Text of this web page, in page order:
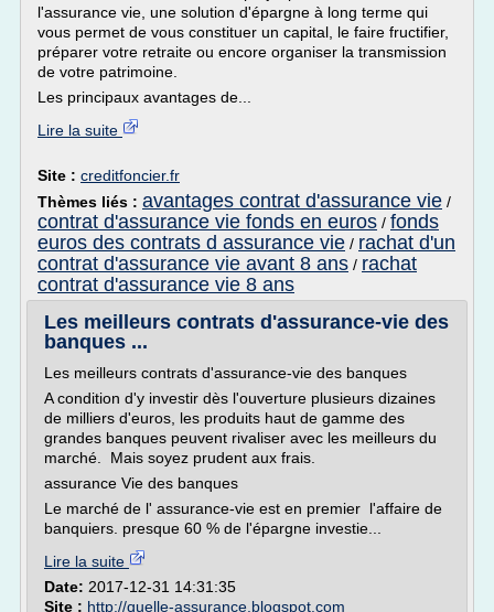
l'assurance vie, une solution d'épargne à long terme qui
vous permet de vous constituer un capital, le faire fructifier,
préparer votre retraite ou encore organiser la transmission
de votre patrimoine.
Les principaux avantages de...
Lire la suite
Site : creditfoncier.fr
Thèmes liés : avantages contrat d'assurance vie /
contrat d'assurance vie fonds en euros / fonds
euros des contrats d assurance vie / rachat d'un
contrat d'assurance vie avant 8 ans / rachat
contrat d'assurance vie 8 ans
Les meilleurs contrats d'assurance-vie des
banques ...
Les meilleurs contrats d'assurance-vie des banques
A condition d'y investir dès l'ouverture plusieurs dizaines
de milliers d'euros, les produits haut de gamme des
grandes banques peuvent rivaliser avec les meilleurs du
marché. Mais soyez prudent aux frais.
assurance Vie des banques
Le marché de l' assurance-vie est en premier l'affaire de
banquiers. presque 60 % de l'épargne investie...
Lire la suite
Date: 2017-12-31 14:31:35
Site : http://quelle-assurance.blogspot.com